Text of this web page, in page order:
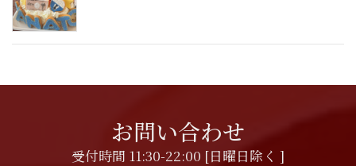
お問い合わせ
受付時間 11:30-22:00 [日曜日除く ]